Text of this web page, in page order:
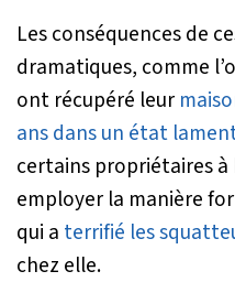
Les conséquences de
dramatiques, comme
ont récupéré leur
ans dans un état
certains propriétaires
employer la manière
qui a terrifié les
chez elle.